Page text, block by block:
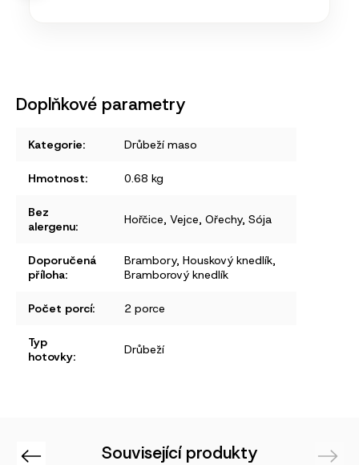
Doplňkové parametry
Kategorie: Drůbeží maso
Hmotnost: 0.68 kg
Bez
alergenu: Hořčice, Vejce, Ořechy, Sója
Doporučená
příloha:
Brambory, Houskový knedlík,
Bramborový knedlík
Počet porcí: 2 porce
Typ
hotovky: Drůbeží
Související produkty
Previous Next